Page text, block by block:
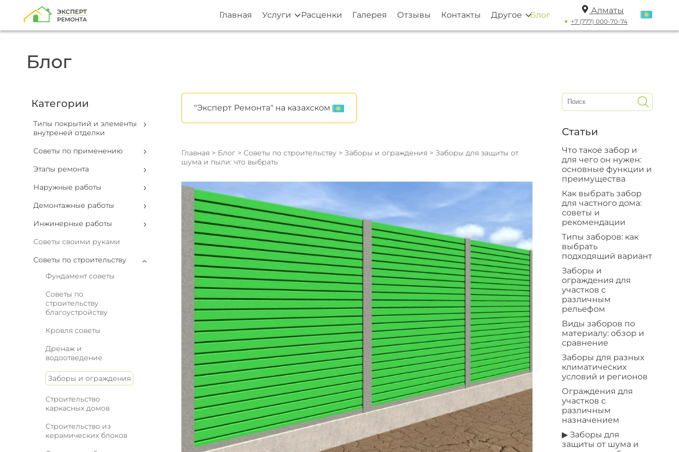
Главная Услуги Расценки Галерея Отзывы Контакты Другое Блог Алматы
+7 (777) 000-70-74
Блог
Категории
Типы покрытий и элементы
внутреней отделки
Советы по применению
Этапы ремонта
Наружные работы
Демонтажные работы
Инжинерные работы
Советы своими руками
Советы по строительству
Фундамент советы
Советы по
строительству
благоустройству
Кровля советы
Дренаж и
водоотведение
Заборы и ограждения
Строительство
каркасных домов
Строительство из
керамических блоков
"Эксперт Ремонта" на казахском
Главная > Блог> Советы по строительству > Заборы и ограждения > Заборы для защиты от
шума и пыли: что выбрать
Статьи
Что такое забор и
для чего он нужен:
основные функции и
преимущества
Как выбрать забор
для частного дома:
советы и
рекомендации
Типы заборов: как
выбрать
подходящий вариант
Заборы и
ограждения для
участков с
различным
рельефом
Виды заборов по
материалу: обзор и
сравнение
Заборы для разных
климатических
условий и регионов
Ограждения для
участков с
различным
назначением
▶ Заборы для
защиты от шума и